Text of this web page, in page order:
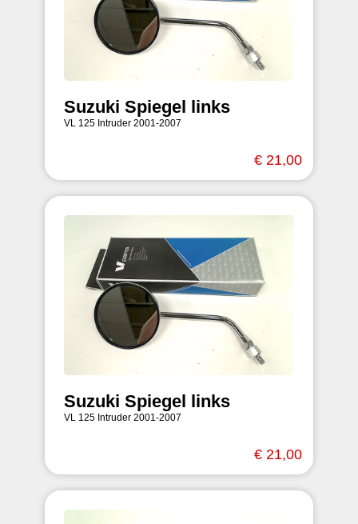
Suzuki Spiegel links
VL 125 Intruder 2001-2007
€ 21,00
Suzuki Spiegel links
VL 125 Intruder 2001-2007
€ 21,00